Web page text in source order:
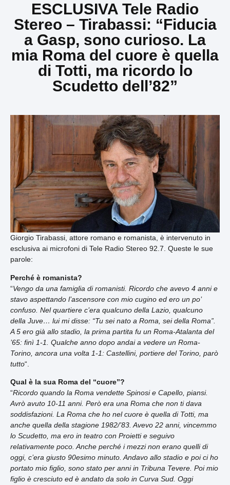
ESCLUSIVA Tele Radio
Stereo – Tirabassi: “Fiducia
a Gasp, sono curioso. La
mia Roma del cuore è quella
di Totti, ma ricordo lo
Scudetto dell’82”
Giorgio Tirabassi, attore romano e romanista, è intervenuto in
esclusiva ai microfoni di Tele Radio Stereo 92.7. Queste le sue
parole:
Perché è romanista?
“Vengo da una famiglia di romanisti. Ricordo che avevo 4 anni e
stavo aspettando l’ascensore con mio cugino ed ero un po’
confuso. Nel quartiere c’era qualcuno della Lazio, qualcuno
della Juve… lui mi disse: “Tu sei nato a Roma, sei della Roma”.
A 5 ero già allo stadio, la prima partita fu un Roma-Atalanta del
’65: finì 1-1. Qualche anno dopo andai a vedere un Roma-
Torino, ancora una volta 1-1: Castellini, portiere del Torino, parò
tutto“.
Qual è la sua Roma del “cuore”?
“Ricordo quando la Roma vendette Spinosi e Capello, piansi.
Avrò avuto 10-11 anni. Però era una Roma che non ti dava
soddisfazioni. La Roma che ho nel cuore è quella di Totti, ma
anche quella della stagione 1982/’83. Avevo 22 anni, vincemmo
lo Scudetto, ma ero in teatro con Proietti e seguivo
relativamente poco. Anche perché i mezzi non erano quelli di
oggi, c’era giusto 90esimo minuto. Andavo allo stadio e poi ci ho
portato mio figlio, sono stato per anni in Tribuna Tevere. Poi mio
figlio è cresciuto ed è andato da solo in Curva Sud. Oggi